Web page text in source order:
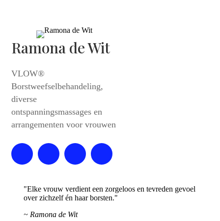
Ramona de Wit
VLOW®
Borstweefselbehandeling,
diverse
ontspanningsmassages en
arrangementen voor vrouwen
"Elke vrouw verdient een zorgeloos en tevreden gevoel
over zichzelf én haar borsten."
~ Ramona de Wit